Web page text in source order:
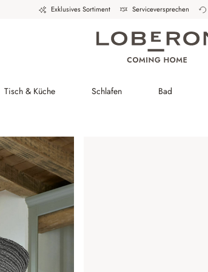
Exklusives Sortiment Serviceversprechen
Tisch & Küche Schlafen Bad